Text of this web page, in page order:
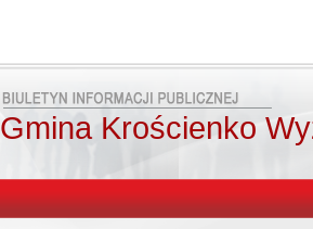
Gmina Krościenko